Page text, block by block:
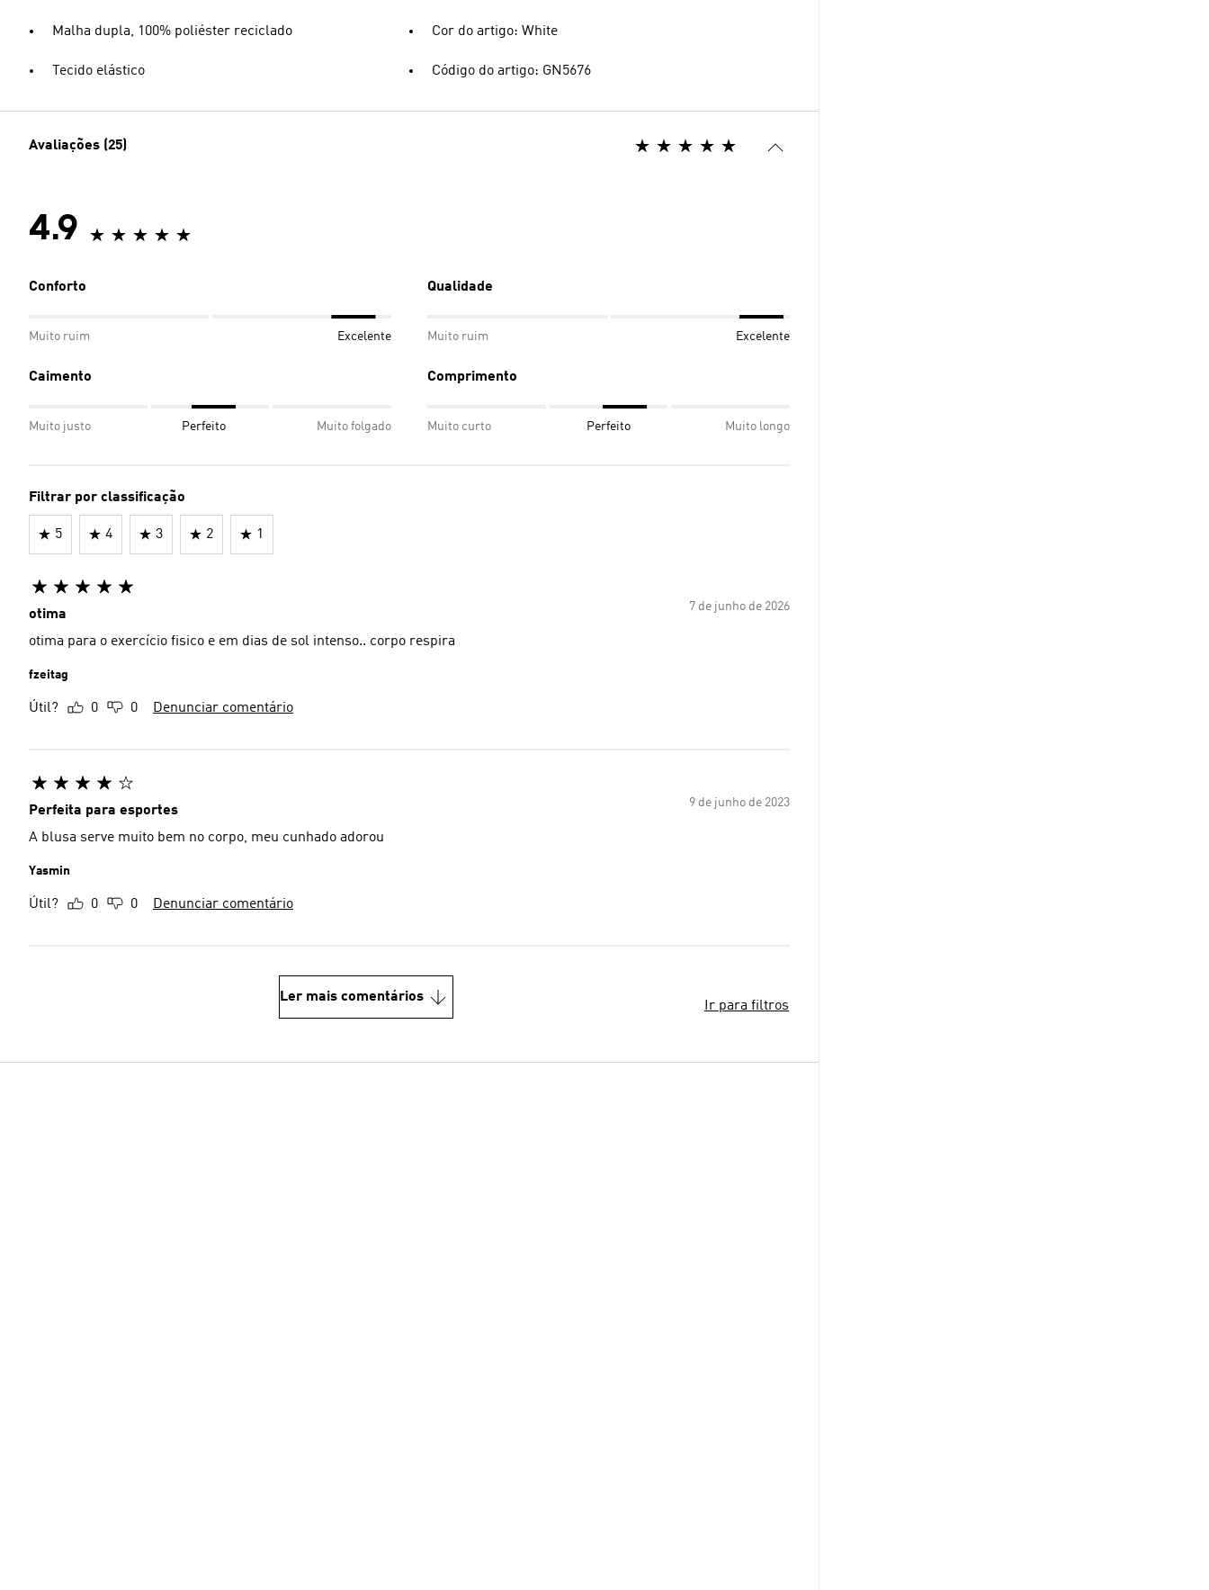
Malha dupla, 100% poliéster reciclado
Tecido elástico
Cor do artigo: White
Código do artigo: GN5676
Avaliações (25)
4.9
Conforto
Muito ruim Excelente
Qualidade
Muito ruim Excelente
Caimento
Muito justo Perfeito Muito folgado
Comprimento
Muito curto Perfeito Muito longo
Filtrar por classificação
5 4 3 2 1
7 de junho de 2026
otima
otima para o exercício fisico e em dias de sol intenso.. corpo respira
fzeitag
Útil? 0 0 Denunciar comentário
9 de junho de 2023
Perfeita para esportes
A blusa serve muito bem no corpo, meu cunhado adorou
Yasmin
Útil? 0 0 Denunciar comentário
Ler mais comentários
Ir para filtros